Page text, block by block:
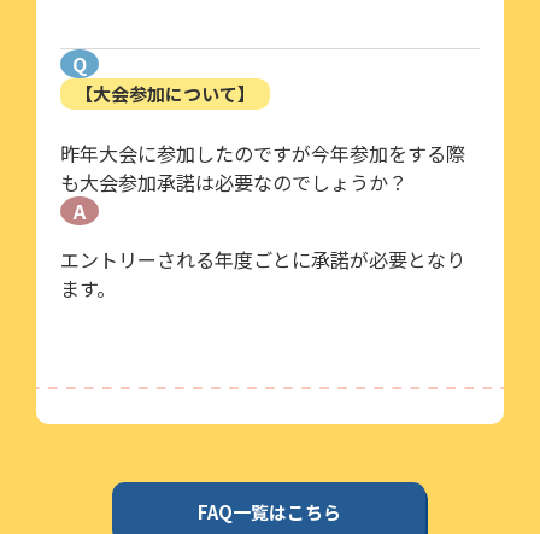
Q
【大会参加について】
昨年大会に参加したのですが今年参加をする際
も大会参加承諾は必要なのでしょうか？
A
エントリーされる年度ごとに承諾が必要となり
ます。
FAQ一覧はこちら